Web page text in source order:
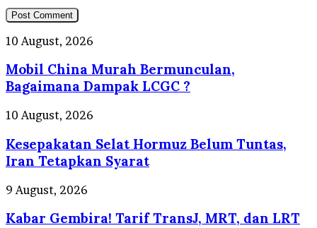
Mobil
Murah
Bermunculan,
Bagaimana
Dampak
?
10 August, 2026
Mobil China Murah Bermunculan,
Bagaimana Dampak LCGC ?
Kesepakatan
Hormuz
Belum
Tuntas,
Iran
Tetapkan
Syarat
10 August, 2026
Kesepakatan Selat Hormuz Belum Tuntas,
Iran Tetapkan Syarat
Kabar
Tarif
9 August, 2026
Kabar Gembira! Tarif TransJ, MRT, dan LRT